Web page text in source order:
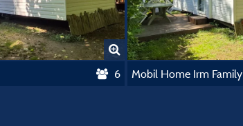
6 Mobil Home Irm Family